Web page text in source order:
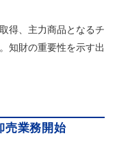
得、主力商品となるチ
知財の重要性を示す出
売業務開始